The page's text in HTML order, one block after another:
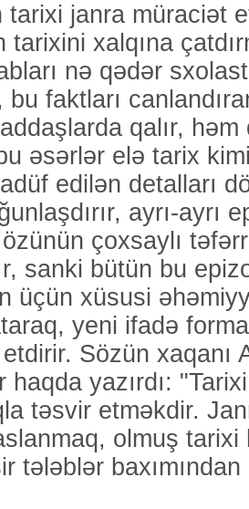
tarixi janra müraciət
tarixini xalqına
nə qədər
faktları
qalır,
əsərlər elə tarix
edilən detalları
ayrı-ayrı
çoxsaylı
sanki bütün bu
üçün xüsusi
yeni ifadə
Sözün xaqanı
haqda yazırdı:
təsvir etməkdir.
olmuş tarixi
tələblər